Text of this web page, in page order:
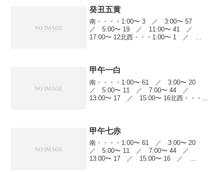
癸丑五黄
南・・・・1:00〜 3 ／ 3:00〜 57
／ 5:00〜 19 ／ 11:00〜 41 ／
17:00〜 12北西・・・1:00〜 1 ／
甲午一白
南・・・・1:00〜 61 ／ 3:00〜 20
／ 5:00〜 11 ／ 7:00〜 44 ／
13:00〜 17 ／ 15:00〜 16北西・・・
甲午七赤
南・・・・1:00〜 61 ／ 3:00〜 20
／ 5:00〜 11 ／ 7:00〜 44 ／
13:00〜 17 ／ 15:00〜 16 ／